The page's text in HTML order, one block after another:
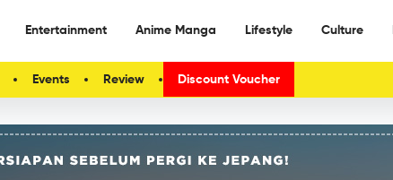
Entertainment Anime Manga Lifestyle Culture
Events Review Discount Voucher